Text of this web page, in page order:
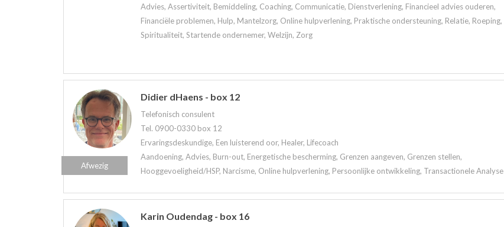
Advies, Assertiviteit, Bemiddeling, Coaching, Communicatie, Dienstverlening, Financieel advies ouderen,
Financiële problemen, Hulp, Mantelzorg, Online hulpverlening, Praktische ondersteuning, Relatie, Roeping,
Spiritualiteit, Startende ondernemer, Welzijn, Zorg
Didier dHaens - box 12
Telefonisch consulent
Tel. 0900-0330 box 12
Ervaringsdeskundige, Een luisterend oor, Healer, Lifecoach
Aandoening, Advies, Burn-out, Energetische bescherming, Grenzen aangeven, Grenzen stellen,
Hooggevoeligheid/HSP, Narcisme, Online hulpverlening, Persoonlijke ontwikkeling, Transactionele Analyse
Afwezig
Karin Oudendag - box 16